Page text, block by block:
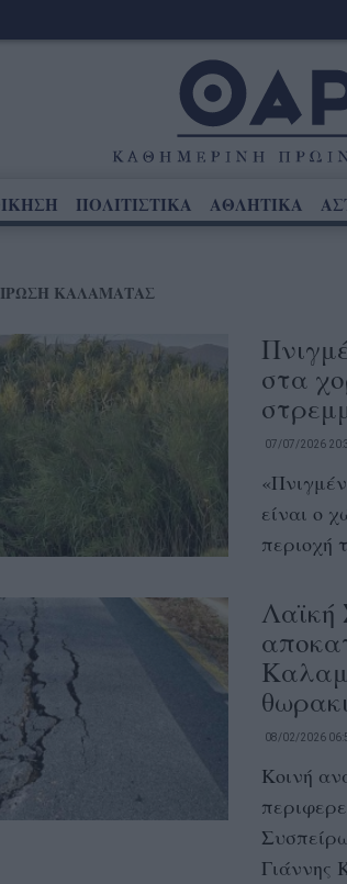
ΠΟΛΙΤΙΣΤΙΚΑ ΑΘΛΗΤΙΚΑ
ΚΑΛΑΜΑΤΑΣ
στα
07/07/2026
είναι ο
περιοχή
Λαϊκή
08/02/2026
Κοινή
Γιάννης